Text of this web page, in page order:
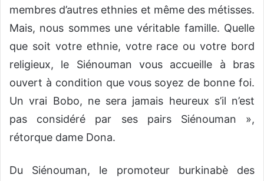
membres d’autres ethnies et même des métisses.
Mais, nous sommes une véritable famille. Quelle
que soit votre ethnie, votre race ou votre bord
religieux, le Siénouman vous accueille à bras
ouvert à condition que vous soyez de bonne foi.
Un vrai Bobo, ne sera jamais heureux s’il n’est
pas considéré par ses pairs Siénouman »,
rétorque dame Dona.
Du Siénouman, le promoteur burkinabè des